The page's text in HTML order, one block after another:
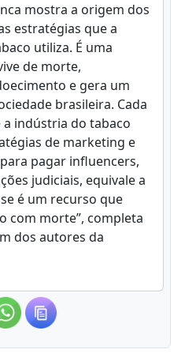
mostra a origem dos
estratégias que a
utiliza. É uma
de morte,
e gera um
brasileira. Cada
a indústria do tabaco
de marketing e
pagar influencers,
judiciais, equivale a
é um recurso que
com morte”, completa
dos autores da